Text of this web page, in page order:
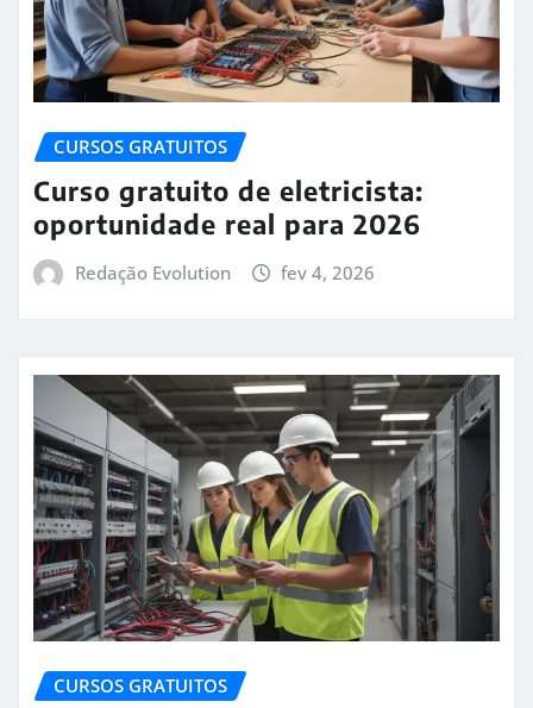
CURSOS GRATUITOS
Curso gratuito de eletricista:
oportunidade real para 2026
Redação Evolution fev 4, 2026
CURSOS GRATUITOS